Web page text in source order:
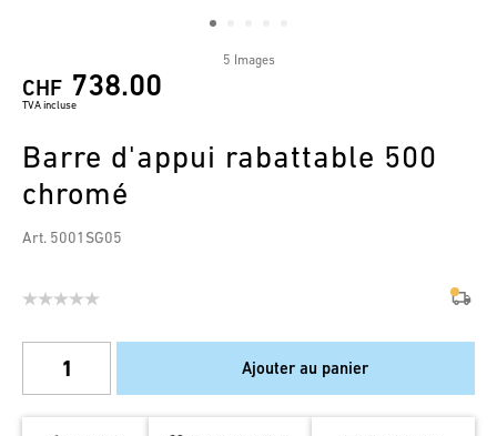
5 Images
CHF 738.00
TVA incluse
Barre d'appui rabattable 500
chromé
Art. 5001SG05
Ajouter au panier